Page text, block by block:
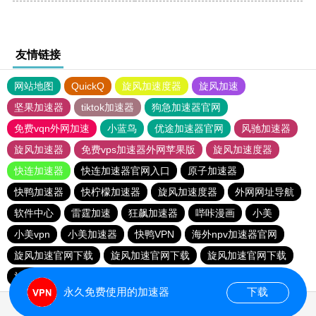
友情链接
网站地图 QuickQ 旋风加速度器
旋风加速
坚果加速器
tiktok加速器
狗急加速器官网
免费vqn外网加速
小蓝鸟 优途加速器官网
风驰加速器
旋风加速器
免费vps加速器外网苹果版
旋风加速度器
快连加速器
快连加速器官网入口
原子加速器
快鸭加速器
快柠檬加速器 旋风加速度器
外网网址导航
软件中心
雷霆加速 狂飙加速器 哔咔漫画
小美
小美vpn
小美加速器 快鸭VPN
海外npv加速器官网
旋风加速官网下载
旋风加速官网下载
旋风加速官网下载
旋风加速官网下载
永久免费使用的加速器 下载